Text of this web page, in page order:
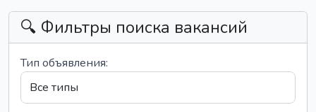
🔍 Фильтры поиска вакансий
Тип объявления: